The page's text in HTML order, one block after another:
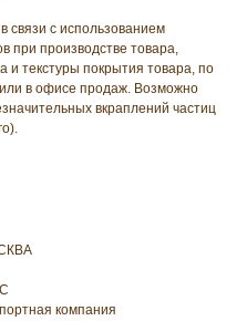
связи с использованием
при производстве товара,
и текстуры покрытия товара, по
в офисе продаж. Возможно
вкраплений частиц
компания